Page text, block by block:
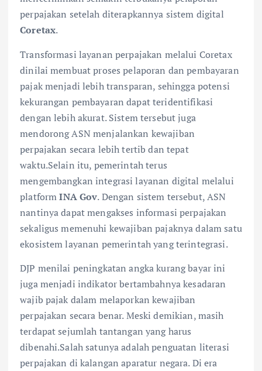
perpajakan setelah diterapkannya sistem digital
Coretax.
Transformasi layanan perpajakan melalui Coretax
dinilai membuat proses pelaporan dan pembayaran
pajak menjadi lebih transparan, sehingga potensi
kekurangan pembayaran dapat teridentifikasi
dengan lebih akurat. Sistem tersebut juga
mendorong ASN menjalankan kewajiban
perpajakan secara lebih tertib dan tepat
waktu.Selain itu, pemerintah terus
mengembangkan integrasi layanan digital melalui
platformINA Gov. Dengan sistem tersebut, ASN
nantinya dapat mengakses informasi perpajakan
sekaligus memenuhi kewajiban pajaknya dalam satu
ekosistem layanan pemerintah yang terintegrasi.
DJP menilai peningkatan angka kurang bayar ini
juga menjadi indikator bertambahnya kesadaran
wajib pajak dalam melaporkan kewajiban
perpajakan secara benar. Meski demikian, masih
terdapat sejumlah tantangan yang harus
dibenahi.Salah satunya adalah penguatan literasi
perpajakan di kalangan aparatur negara. Di era